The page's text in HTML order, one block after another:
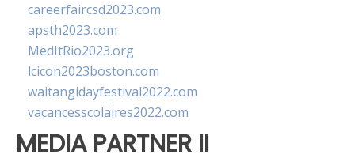
careerfaircsd2023.com
apsth2023.com
MedItRio2023.org
lcicon2023boston.com
waitangidayfestival2022.com
vacancesscolaires2022.com
MEDIA PARTNER II